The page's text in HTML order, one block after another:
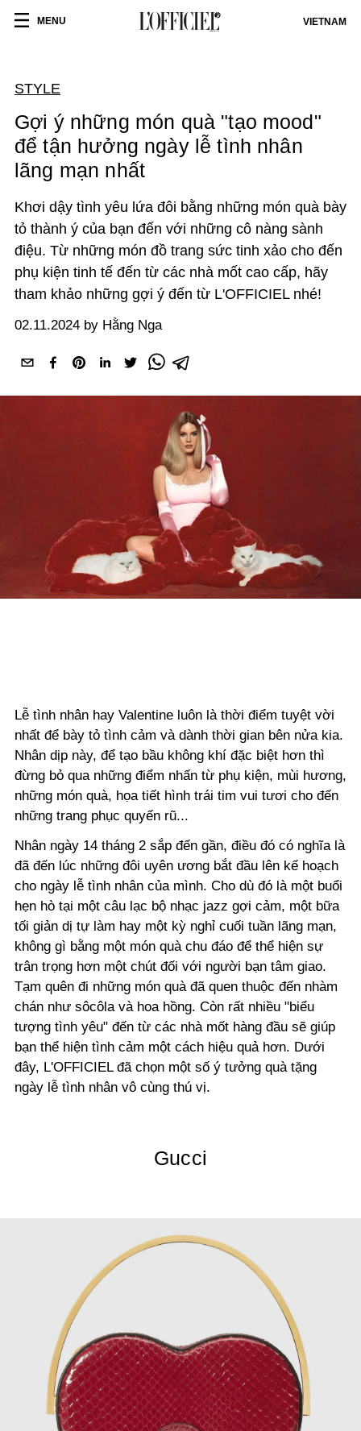
MENU VIETNAM
STYLE
Gợi ý những món quà "tạo mood"
để tận hưởng ngày lễ tình nhân
lãng mạn nhất
Khơi dậy tình yêu lứa đôi bằng những món quà bày
tỏ thành ý của bạn đến với những cô nàng sành
điệu. Từ những món đồ trang sức tinh xảo cho đến
phụ kiện tinh tế đến từ các nhà mốt cao cấp, hãy
tham khảo những gợi ý đến từ L'OFFICIEL nhé!
02.11.2024 by Hằng Nga
Lễ tình nhân hay Valentine luôn là thời điểm tuyệt vời
nhất để bày tỏ tình cảm và dành thời gian bên nửa kia.
Nhân dịp này, để tạo bầu không khí đặc biệt hơn thì
đừng bỏ qua những điểm nhấn từ phụ kiện, mùi hương,
những món quà, họa tiết hình trái tim vui tươi cho đến
những trang phục quyến rũ...
Nhân ngày 14 tháng 2 sắp đến gần, điều đó có nghĩa là
đã đến lúc những đôi uyên ương bắt đầu lên kế hoạch
cho ngày lễ tình nhân của mình. Cho dù đó là một buổi
hẹn hò tại một câu lạc bộ nhạc jazz gợi cảm, một bữa
tối giản dị tự làm hay một kỳ nghỉ cuối tuần lãng mạn,
không gì bằng một món quà chu đáo để thể hiện sự
trân trọng hơn một chút đối với người bạn tâm giao.
Tạm quên đi những món quà đã quen thuộc đến nhàm
chán như sôcôla và hoa hồng. Còn rất nhiều "biểu
tượng tình yêu" đến từ các nhà mốt hàng đầu sẽ giúp
bạn thể hiện tình cảm một cách hiệu quả hơn. Dưới
đây, L'OFFICIEL đã chọn một số ý tưởng quà tặng
ngày lễ tình nhân vô cùng thú vị.
Gucci